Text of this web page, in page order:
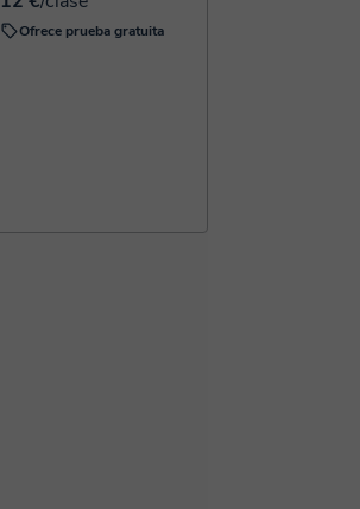
Ofrece prueba gratuita